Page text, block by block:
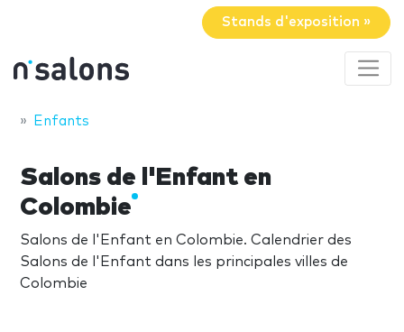
Stands d'exposition »
Enfants
Salons de l'Enfant en
Colombie
Salons de l'Enfant en Colombie. Calendrier des
Salons de l'Enfant dans les principales villes de
Colombie